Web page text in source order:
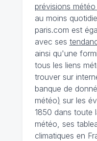
prévisions
au moins
paris.com est
avec ses
ainsi qu'une
tous les liens
trouver sur
banque de
météo) sur les
1850 dans toute
météo, ses
climatiques en